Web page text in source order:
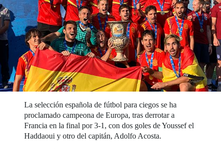
La selección española de fútbol para ciegos se ha
proclamado campeona de Europa, tras derrotar a
Francia en la final por 3-1, con dos goles de Youssef el
Haddaoui y otro del capitán, Adolfo Acosta.